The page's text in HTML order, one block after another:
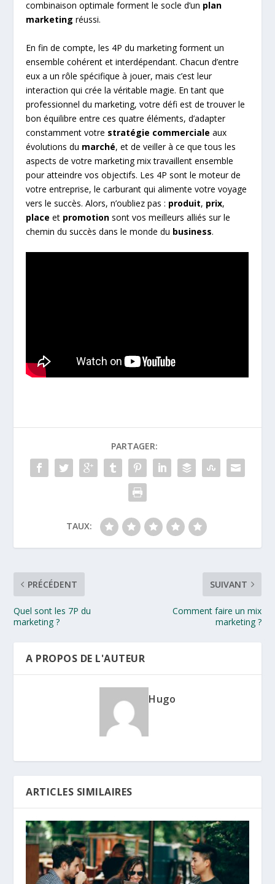
combinaison optimale forment le socle d’un plan
marketing réussi.
En fin de compte, les 4P du marketing forment un
ensemble cohérent et interdépendant. Chacun d’entre
eux a un rôle spécifique à jouer, mais c’est leur
interaction qui crée la véritable magie. En tant que
professionnel du marketing, votre défi est de trouver le
bon équilibre entre ces quatre éléments, d’adapter
constamment votre stratégie commerciale aux
évolutions du marché, et de veiller à ce que tous les
aspects de votre marketing mix travaillent ensemble
pour atteindre vos objectifs. Les 4P sont le moteur de
votre entreprise, le carburant qui alimente votre voyage
vers le succès. Alors, n’oubliez pas : produit, prix,
place et promotion sont vos meilleurs alliés sur le
chemin du succès dans le monde du business.
PARTAGER:
TAUX:
PRÉCÉDENT
Quel sont les 7P du
marketing ?
SUIVANT
Comment faire un mix
marketing ?
A PROPOS DE L'AUTEUR
Hugo
ARTICLES SIMILAIRES